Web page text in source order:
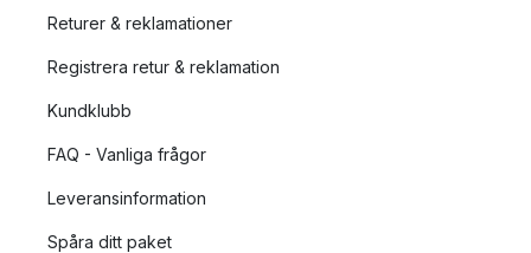
Returer & reklamationer
Registrera retur & reklamation
Kundklubb
FAQ - Vanliga frågor
Leveransinformation
Spåra ditt paket